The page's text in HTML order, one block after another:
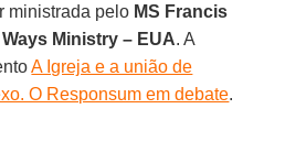
ministrada pelo MS Francis
Ways Ministry – EUA. A
A Igreja e a união de
O Responsum em debate.